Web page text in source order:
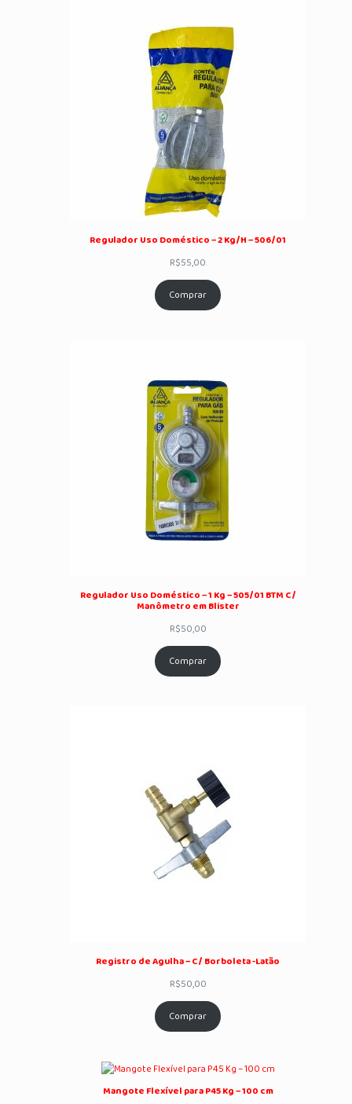
Regulador Uso Doméstico – 2 Kg/H – 506/01
R$55,00
Comprar
Regulador Uso Doméstico – 1 Kg – 505/01 BTM C/
Manômetro em Blister
R$50,00
Comprar
Registro de Agulha – C/ Borboleta -Latão
R$50,00
Comprar
Mangote Flexível para P45 Kg – 100 cm